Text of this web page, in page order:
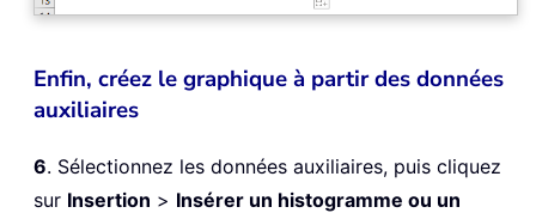
Enfin, créez le graphique à partir des données
auxiliaires
6. Sélectionnez les données auxiliaires, puis cliquez
sur Insertion > Insérer un histogramme ou un